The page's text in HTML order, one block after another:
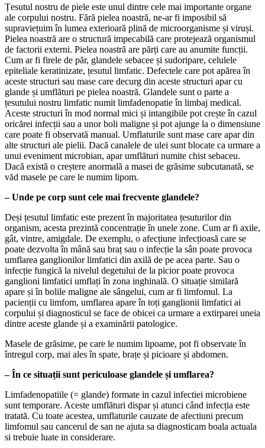
Țesutul nostru de piele este unul dintre cele mai importante organe
ale corpului nostru. Fără pielea noastră, ne-ar fi imposibil să
supraviețuim în lumea exterioară plină de microorganisme și viruși.
Pielea noastră are o structură impecabilă care protejează organismul
de factorii externi. Pielea noastră are părți care au anumite funcții.
Cum ar fi firele de păr, glandele sebacee și sudoripare, celulele
epiteliale keratinizate, țesutul limfatic. Defectele care pot apărea în
aceste structuri sau mase care decurg din aceste structuri apar cu
glande și umflături pe pielea noastră. Glandele sunt o parte a
țesutului nostru limfatic numit limfadenopatie în limbaj medical.
Aceste structuri în mod normal mici și intangibile pot crește în cazul
oricărei infecții sau a unor boli maligne și pot ajunge la o dimensiune
care poate fi observată manual. Umflaturile sunt mase care apar din
alte structuri ale pielii. Dacă canalele de ulei sunt blocate ca urmare a
unui eveniment microbian, apar umflături numite chist sebaceu.
Dacă există o creștere anormală a masei de grăsime subcutanată, se
văd masele pe care le numim lipom.
– Unde pe corp sunt cele mai frecvente glandele?
Deși țesutul limfatic este prezent în majoritatea țesuturilor din
organism, acesta prezintă concentrație în unele zone. Cum ar fi axile,
gât, vintre, amigdale. De exemplu, o afecțiune infecțioasă care se
poate dezvolta în mână sau braț sau o infecție la sân poate provoca
umflarea ganglionilor limfatici din axilă de pe acea parte. Sau o
infecție fungică la nivelul degetului de la picior poate provoca
ganglioni limfatici umflați în zona inghinală. O situație similară
apare și în bolile maligne ale sângelui, cum ar fi limfomul. La
pacienții cu limfom, umflarea apare în toți ganglionii limfatici ai
corpului și diagnosticul se face de obicei ca urmare a extirparei uneia
dintre aceste glande și a examinării patologice.
Masele de grăsime, pe care le numim lipoame, pot fi observate în
întregul corp, mai ales în spate, brațe și picioare și abdomen.
– În ce situații sunt periculoase glandele și umflarea?
Limfadenopatiile (= glande) formate in cazul infectiei microbiene
sunt temporare. Aceste umflături dispar și atunci când infecția este
tratată. Cu toate acestea, umflaturile cauzate de afectiuni precum
limfomul sau cancerul de san ne ajuta sa diagnosticam boala actuala
si trebuie luate in considerare.